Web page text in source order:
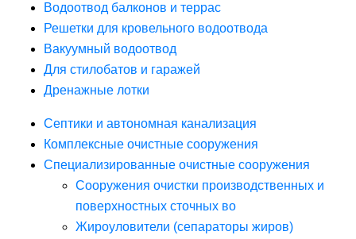
Водоотвод балконов и террас
Решетки для кровельного водоотвода
Вакуумный водоотвод
Для стилобатов и гаражей
Дренажные лотки
Септики и автономная канализация
Комплексные очистные сооружения
Специализированные очистные сооружения
Сооружения очистки производственных и
поверхностных сточных во
Жироуловители (сепараторы жиров)